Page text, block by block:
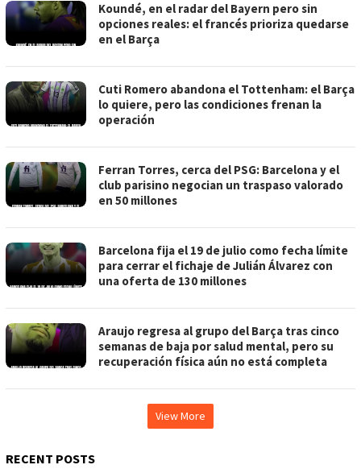
Koundé, en el radar del Bayern pero sin
opciones reales: el francés prioriza quedarse
en el Barça
Cuti Romero abandona el Tottenham: el Barça
lo quiere, pero las condiciones frenan la
operación
Ferran Torres, cerca del PSG: Barcelona y el
club parisino negocian un traspaso valorado
en 50 millones
Barcelona fija el 19 de julio como fecha límite
para cerrar el fichaje de Julián Álvarez con
una oferta de 130 millones
Araujo regresa al grupo del Barça tras cinco
semanas de baja por salud mental, pero su
recuperación física aún no está completa
View More
RECENT POSTS